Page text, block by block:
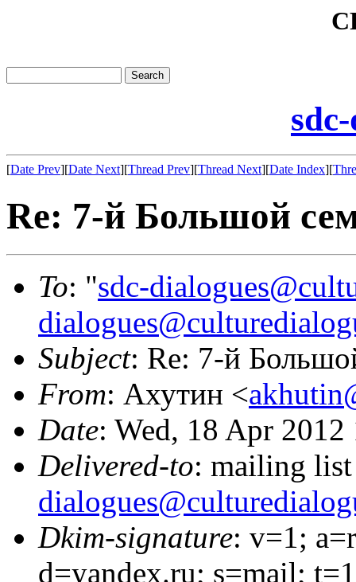
[Date Prev][Date Next][Thread Prev][Thread Next][Date Index][
Re: 7-й Большой
To: "sdc-
Subject: Re: 7-й
From: Ахутин <
Date: Wed, 18 Apr
Delivered-to: mailing
Dkim-signature: v=1;
d=yandex.ru; s=mail;